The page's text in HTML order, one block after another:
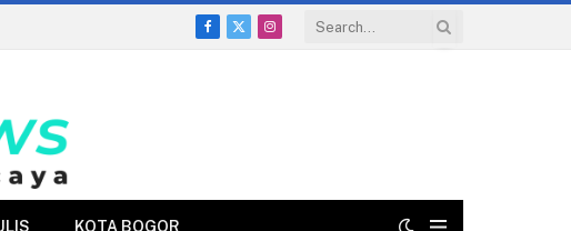
Facebook
X
Instagram
KOTA BOGOR